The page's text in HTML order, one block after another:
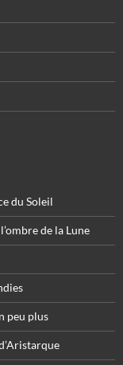
du Soleil
de la Lune
peu plus